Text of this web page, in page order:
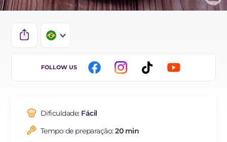
IT
ES
FR
FOLLOW US
Dificuldade: Fácil
Tempo de preparação:20 min